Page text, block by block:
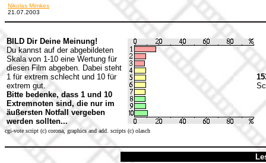
Nikolas Mimkes
21.07.2003
BILD Dir Deine Meinung!
Du kannst auf der abgebildeten
Skala von 1-10 eine Wertung für
diesen Film abgeben. Dabei steht
1 für extrem schlecht und 10 für
extrem gut.
Bitte bedenke, dass 1 und 10
Extremnoten sind, die nur im
äußersten Notfall vergeben
werden sollten...
cgi-vote script (c) corona, graphics and add. scripts (c) olasch